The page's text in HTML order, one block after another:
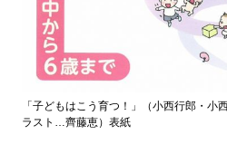
「子どもはこう育つ！」（小西行郎・
ラスト…齊藤恵）表紙